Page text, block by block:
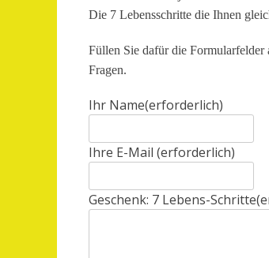
Die 7 Lebensschritte die Ihnen
Füllen Sie dafür die Formularfelder
Fragen.
Ihr Name(erforderlich)
Ihre E-Mail (erforderlich)
Geschenk: 7 Lebens-Schritte